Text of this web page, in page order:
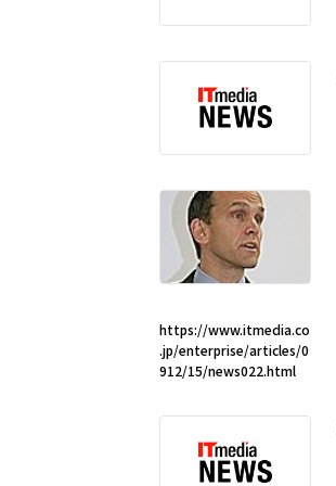
https://www.itmedia.co
.jp/enterprise/articles/0
912/15/news022.html